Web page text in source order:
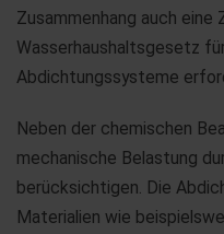
Zusammenhang auch eine
Wasserhaushaltsgesetz
Abdichtungssysteme
Neben der chemischen
mechanische Belastung
berücksichtigen. Die
Materialien wie